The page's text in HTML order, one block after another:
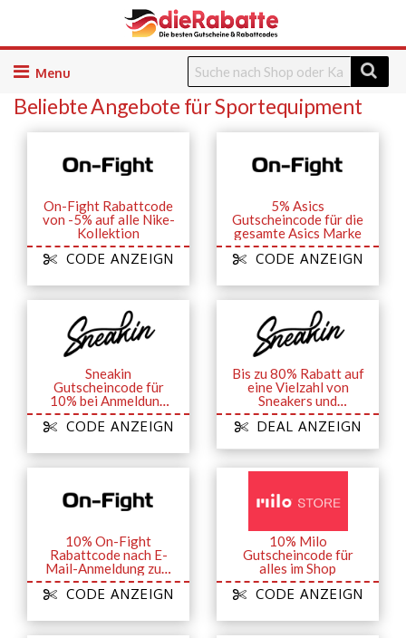
Skip
content
Beliebte Angebote für Sportequipment
On-Fight Rabattcode
von -5% auf alle Nike-
Kollektion
CODE ANZEIGN
5% Asics
Gutscheincode für die
gesamte Asics Marke
CODE ANZEIGN
Sneakin
Gutscheincode für
10% bei Anmeldung
zum Newsletter
CODE ANZEIGN
Bis zu 80% Rabatt auf
eine Vielzahl von
Sneakers und
Streetwear
DEAL ANZEIGN
10% On-Fight
Rabattcode nach E-
Mail-Anmeldung zum
Newsletter
CODE ANZEIGN
10% Milo
Gutscheincode für
alles im Shop
CODE ANZEIGN